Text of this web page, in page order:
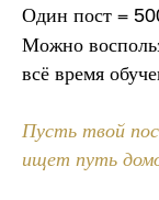
Один пост =
Можно
всё время
Пусть твой
ищет путь